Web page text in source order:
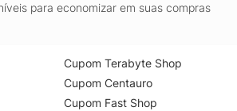
para economizar em suas compras
Cupom Terabyte Shop
Cupom Centauro
Cupom Fast Shop